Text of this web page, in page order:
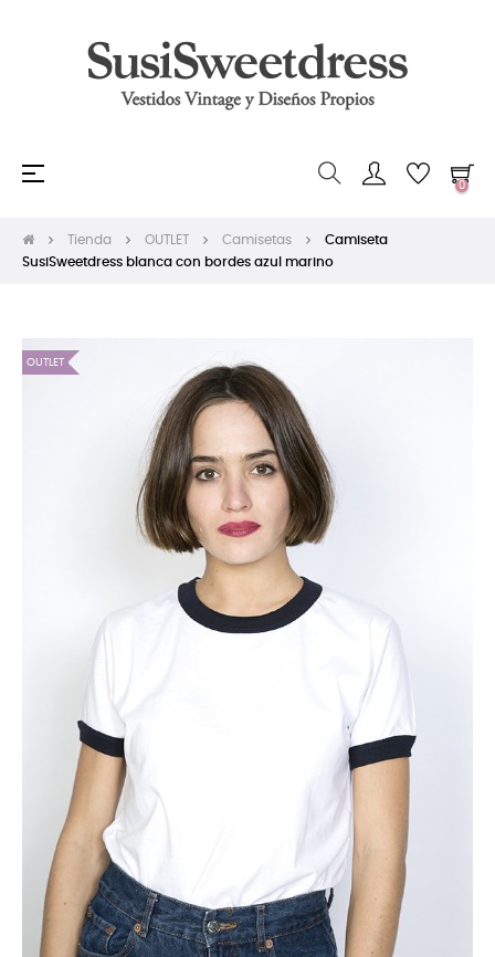
Navegación
☰
0
Tienda OUTLET Camisetas
Camiseta
SusiSweetdress blanca con bordes azul marino
OUTLET